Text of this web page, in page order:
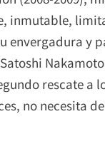
inmutable,
envergadura y
rescate a
no necesita